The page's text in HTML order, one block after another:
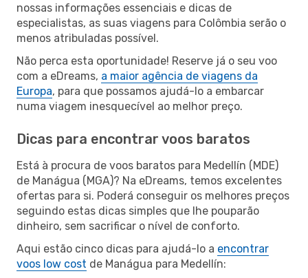
nossas informações essenciais e dicas de
especialistas, as suas viagens para Colômbia serão o
menos atribuladas possível.
Não perca esta oportunidade! Reserve já o seu voo
com a eDreams, a maior agência de viagens da
Europa, para que possamos ajudá-lo a embarcar
numa viagem inesquecível ao melhor preço.
Dicas para encontrar voos baratos
Está à procura de voos baratos para Medellín (MDE)
de Manágua (MGA)? Na eDreams, temos excelentes
ofertas para si. Poderá conseguir os melhores preços
seguindo estas dicas simples que lhe pouparão
dinheiro, sem sacrificar o nível de conforto.
Aqui estão cinco dicas para ajudá-lo a encontrar
voos low cost de Manágua para Medellín: